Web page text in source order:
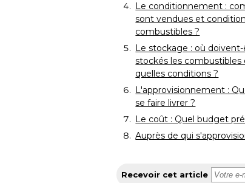
Le conditionnement :
sont vendues et
combustibles ?
Le stockage : où
stockés les combustibles
quelles conditions ?
L'approvisionnement :
se faire livrer ?
Le coût : Quel budget
Auprès de qui
Recevoir cet article